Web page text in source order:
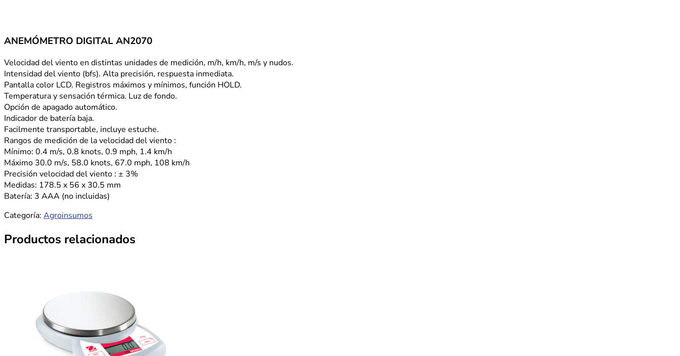
ANEMÓMETRO DIGITAL AN2070
Velocidad del viento en distintas unidades de medición, m/h, km/h, m/s y nudos.
Intensidad del viento (bfs). Alta precisión, respuesta inmediata.
Pantalla color LCD. Registros máximos y mínimos, función HOLD.
Temperatura y sensación térmica. Luz de fondo.
Opción de apagado automático.
Indicador de batería baja.
Facilmente transportable, incluye estuche.
Rangos de medición de la velocidad del viento :
Mínimo: 0.4 m/s, 0.8 knots, 0.9 mph, 1.4 km/h
Máximo 30.0 m/s, 58.0 knots, 67.0 mph, 108 km/h
Precisión velocidad del viento : ± 3%
Medidas: 178.5 x 56 x 30.5 mm
Batería: 3 AAA (no incluidas)
Categoría: Agroinsumos
Productos relacionados